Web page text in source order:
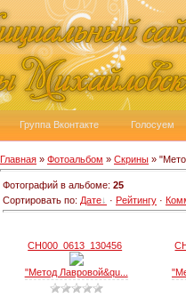
Группа Вконтакте Голосуем
Главная » Фотоальбом » Скрины »
Фотографий в альбоме: 25
Сортировать по: Дате · Рейтингу ·
CH000_0613_130456
"Метод Лавровой&qu...